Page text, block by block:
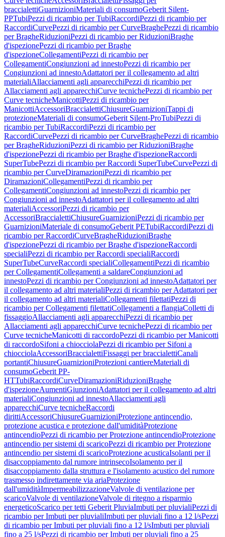
braccialettiGuarnizioniMateriali di consumoGeberit Silent-
PPTubiPezzi di ricambio per TubiRaccordiPezzi di ricambio per
RaccordiCurvePezzi di ricambio per CurveBraghePezzi di ricambio
per BragheRiduzioniPezzi di ricambio per RiduzioniBraghe
d'ispezionePezzi di ricambio per Braghe
d'ispezioneCollegamentiPezzi di ricambio per
CollegamentiCongiunzioni ad innestoPezzi di ricambio per
Congiunzioni ad innestoAdattatori per il collegamento ad altri
materialiAllacciamenti agli apparecchiPezzi di ricambio per
Allacciamenti agli apparecchiCurve tecnichePezzi di ricambio per
Curve tecnicheManicottiPezzi di ricambio per
ManicottiAccessoriBraccialettiChiusureGuarnizioniTappi di
protezioneMateriali di consumoGeberit Silent-ProTubiPezzi di
ricambio per TubiRaccordiPezzi di ricambio per
RaccordiCurvePezzi di ricambio per CurveBraghePezzi di ricambio
per BragheRiduzioniPezzi di ricambio per RiduzioniBraghe
d'ispezionePezzi di ricambio per Braghe d'ispezioneRaccordi
SuperTubePezzi di ricambio per Raccordi SuperTubeCurvePezzi di
ricambio per CurveDiramazioniPezzi di ricambio per
DiramazioniCollegamentiPezzi di ricambio per
CollegamentiCongiunzioni ad innestoPezzi di ricambio per
Congiunzioni ad innestoAdattatori per il collegamento ad altri
materialiAccessoriPezzi di ricambio per
AccessoriBraccialettiChiusureGuarnizioniPezzi di ricambio per
GuarnizioniMateriale di consumoGeberit PETubiRaccordiPezzi di
ricambio per RaccordiCurveBragheRiduzioniBraghe
d'ispezionePezzi di ricambio per Braghe d'ispezioneRaccordi
specialiPezzi di ricambio per Raccordi specialiRaccordi
SuperTubeCurveRaccordi specialiCollegamentiPezzi di ricambio
per CollegamentiCollegamenti a saldareCongiunzioni ad
innestoPezzi di ricambio per Congiunzioni ad innestoAdattatori per
il collegamento ad altri materialiPezzi di ricambio per Adattatori per
il collegamento ad altri materialiCollegamenti filettatiPezzi di
ricambio per Collegamenti filettatiCollegamenti a flangiaColletti di
fissaggioAllacciamenti agli apparecchiPezzi di ricambio per
Allacciamenti agli apparecchiCurve tecnichePezzi di ricambio per
Curve tecnicheManicotti di raccordoPezzi di ricambio per Manicotti
di raccordoSifoni a chiocciolaPezzi di ricambio per Sifoni a
chiocciolaAccessoriBraccialettiFissaggi per braccialettiCanali
portantiChiusureGuarnizioniProtezioni cantiereMateriali di
consumoGeberit PP-
HTTubiRaccordiCurveDiramazioniRiduzioniBraghe
d'ispezioneAumentiGiunzioniAdattatori per il collegamento ad altri
materialiCongiunzioni ad innestoAllacciamenti agli
apparecchiCurve tecnicheRaccordi
dirittiAccessoriChiusureGuarnizioniProtezione antincendio,
protezione acustica e protezione dall'umiditàProtezione
antincendioPezzi di ricambio per Protezione antincendioProtezione
antincendio per sistemi di scaricoPezzi di ricambio per Protezione
antincendio per sistemi di scaricoProtezione acusticaIsolanti per il
disaccoppiamento dal rumore intrinsecoIsolamento per il
disaccoppiamento dalla struttura e l'isolamento acustico del rumore
trasmesso indirettamente via ariaProtezione
dall'umiditàImpermeabilizzazioneValvole di ventilazione per
scaricoValvole di ventilazioneValvole di ritegno a risparmio
energeticoScarico per tetti Geberit PluviaImbuti per pluvialiPezzi di
ricambio per Imbuti per pluvialiImbuti per pluviali fino a 12 l/sPezzi
di ricambio per Imbuti per pluviali fino a 12 l/sImbuti per pluviali
fino a 25 l/sPezzi di ricambio per Imbuti per pluviali fino a 25